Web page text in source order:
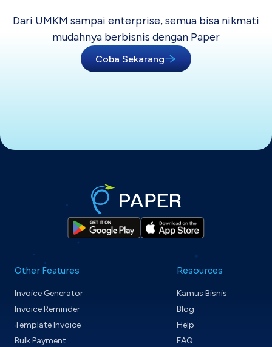
Dari UMKM sampai enterprise, semua bisa nikmati
mudahnya berbisnis dengan Paper
Coba Sekarang
Other Features
Invoice Generator
Invoice Reminder
Template Invoice
Bulk Payment
Resources
Kamus Bisnis
Blog
Help
FAQ